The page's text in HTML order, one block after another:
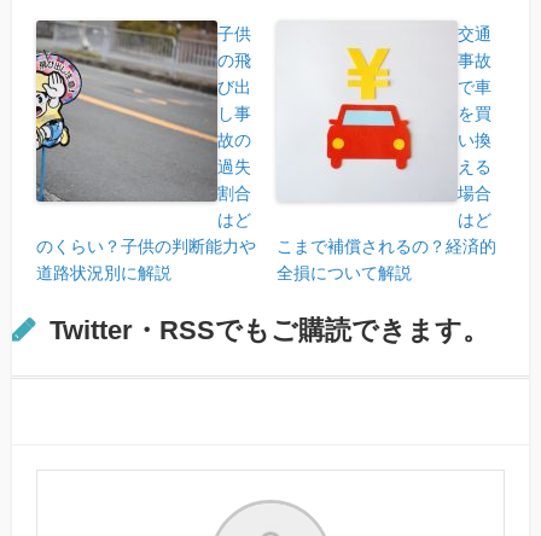
子供
の飛
び出
し事
故の
過失
割合
はど
のくらい？子供の判断能力や
道路状況別に解説
交通
事故
で車
を買
い換
える
場合
はど
こまで補償されるの？経済的
全損について解説
Twitter・RSSでもご購読できます。